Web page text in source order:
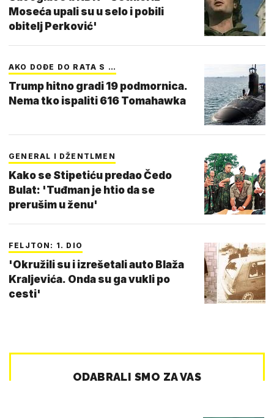
Moseća upali su u selo i pobili
obitelj Perković'
AKO DOĐE DO RATA S …
Trump hitno gradi 19 podmornica.
Nema tko ispaliti 616 Tomahawka
GENERAL I DŽENTLMEN
Kako se Stipetiću predao Čedo
Bulat: 'Tuđman je htio da se
prerušim u ženu'
FELJTON: 1. DIO
'Okružili su i izrešetali auto Blaža
Kraljevića. Onda su ga vukli po
cesti'